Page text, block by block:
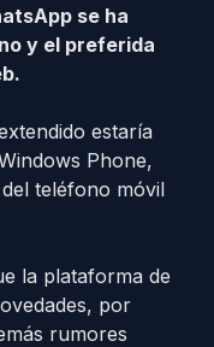
se ha
y el preferida
estaría
Phone,
teléfono móvil
la plataforma de
por
rumores